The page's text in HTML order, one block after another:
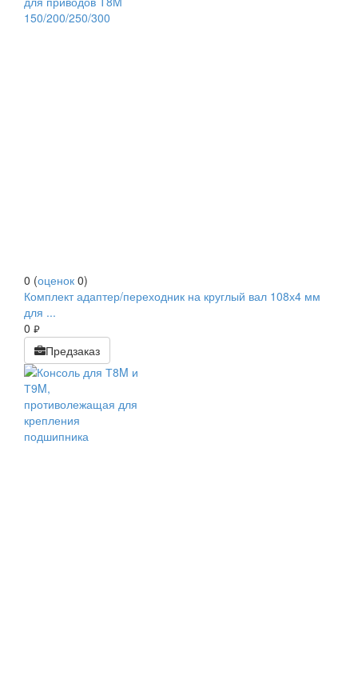
0 (оценок 0)
Комплект адаптер/переходник на круглый вал 108х4 мм
для ...
0 руб.
Предзаказ